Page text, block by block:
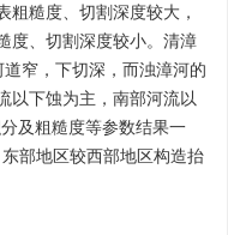
粗糙度、切割深度较大，
度、切割深度较小。清漳
窄，下切深，而浊漳河的
以下蚀为主，南部河流以
及粗糙度等参数结果一
部地区较西部地区构造抬